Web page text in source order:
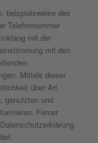
beispielsweise des
Telefonnummer
mit der
mit den
Mittels dieser
über Art,
genutzten und
Ferner